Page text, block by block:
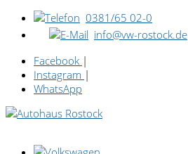
0381/65 02-0
info@vw-rostock.de
Facebook |
Instagram |
WhatsApp